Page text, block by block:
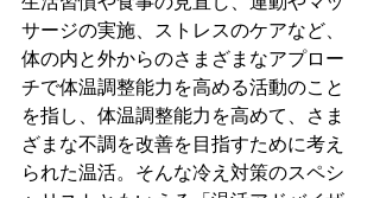
サージの実施、ストレスのケアなど、
体の内と外からのさまざまなアプロー
チで体温調整能力を高める活動のこと
を指し、体温調整能力を高めて、さま
ざまな不調を改善を目指すために考え
られた温活。そんな冷え対策のスペシ